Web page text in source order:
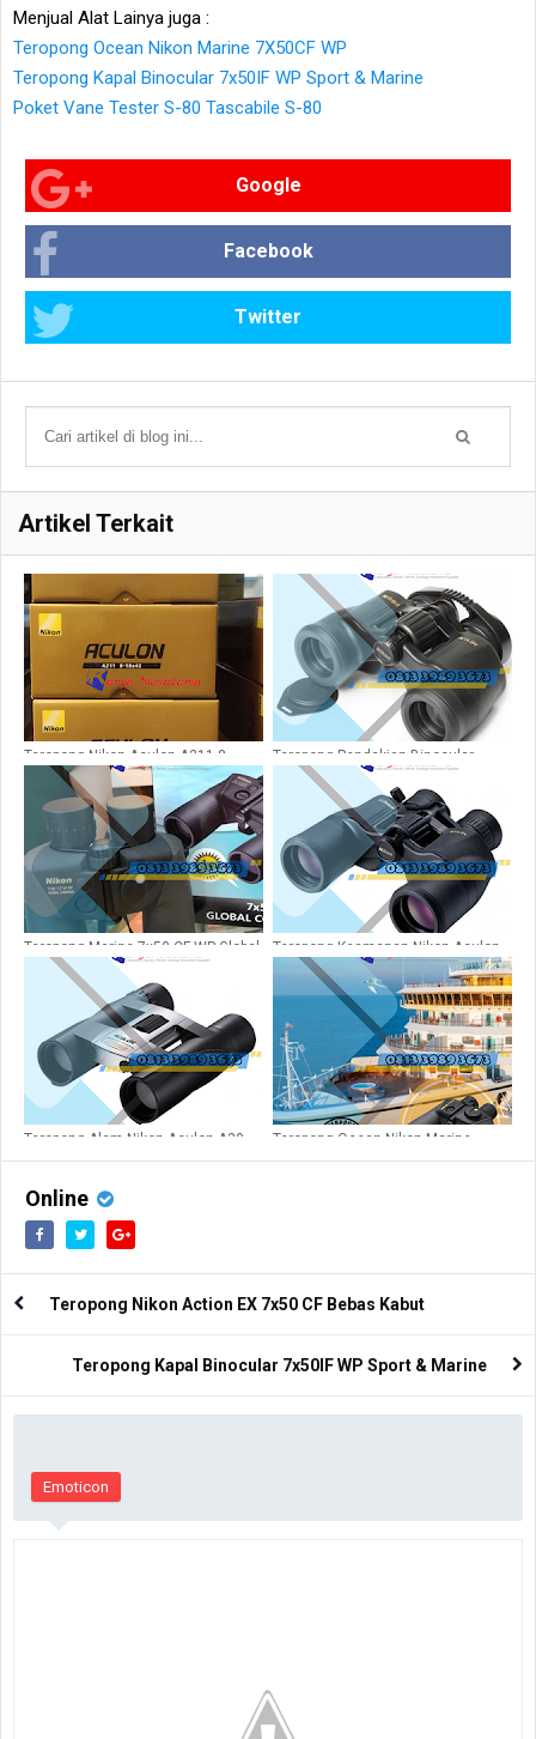
Menjual Alat Lainya juga :
Teropong Ocean Nikon Marine 7X50CF WP
Teropong Kapal Binocular 7x50IF WP Sport & Marine
Poket Vane Tester S-80 Tascabile S-80
Google
Facebook
Twitter
Artikel Terkait
Teropong Nikon Aculon A211 8-
18X42 Pembesaran 18x
Teropong Pendakian Binocular
Aculon A211 8x42
Teropong Marine 7x50 CF WP Global
Compass
Teropong Keamanan Nikon Aculon
A211 8-18x42
Teropong Alam Nikon Aculon A30
Teropong Ocean Nikon Marine
Online
Teropong Nikon Action EX 7x50 CF Bebas Kabut
Teropong Kapal Binocular 7x50IF WP Sport & Marine
Emoticon